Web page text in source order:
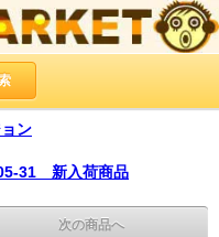
ン
31 新入荷商品
次の商品へ